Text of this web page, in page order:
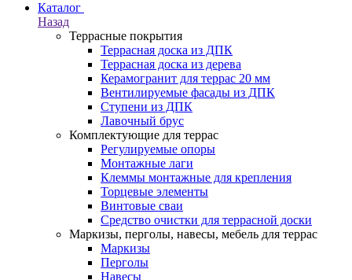
Каталог
Назад
Террасные покрытия
Террасная доска из ДПК
Террасная доска из дерева
Керамогранит для террас 20 мм
Вентилируемые фасады из ДПК
Ступени из ДПК
Лавочный брус
Комплектующие для террас
Регулируемые опоры
Монтажные лаги
Клеммы монтажные для крепления
Торцевые элементы
Винтовые сваи
Средство очистки для террасной доски
Маркизы, перголы, навесы, мебель для террас
Маркизы
Перголы
Навесы